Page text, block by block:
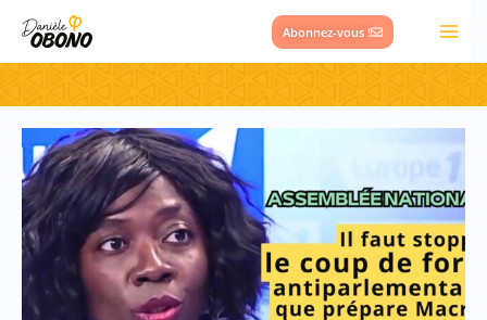
contenu
Abonnez-vous !
Page